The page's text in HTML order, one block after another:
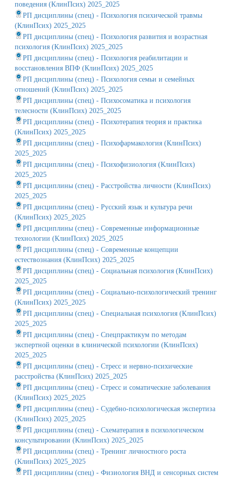
поведения (КлинПсих) 2025_2025
РП дисциплины (спец) - Психология психической травмы
(КлинПсих) 2025_2025
РП дисциплины (спец) - Психология развития и возрастная
психология (КлинПсих) 2025_2025
РП дисциплины (спец) - Психология реабилитации и
восстановления ВПФ (КлинПсих) 2025_2025
РП дисциплины (спец) - Психология семьи и семейных
отношений (КлинПсих) 2025_2025
РП дисциплины (спец) - Психосоматика и психология
телесности (КлинПсих) 2025_2025
РП дисциплины (спец) - Психотерапия теория и практика
(КлинПсих) 2025_2025
РП дисциплины (спец) - Психофармакология (КлинПсих)
2025_2025
РП дисциплины (спец) - Психофизиология (КлинПсих)
2025_2025
РП дисциплины (спец) - Расстройства личности (КлинПсих)
2025_2025
РП дисциплины (спец) - Русский язык и культура речи
(КлинПсих) 2025_2025
РП дисциплины (спец) - Современные информационные
технологии (КлинПсих) 2025_2025
РП дисциплины (спец) - Современные концепции
естествознания (КлинПсих) 2025_2025
РП дисциплины (спец) - Социальная психология (КлинПсих)
2025_2025
РП дисциплины (спец) - Социально-психологический тренинг
(КлинПсих) 2025_2025
РП дисциплины (спец) - Специальная психология (КлинПсих)
2025_2025
РП дисциплины (спец) - Спецпрактикум по методам
экспертной оценки в клинической психологии (КлинПсих)
2025_2025
РП дисциплины (спец) - Стресс и нервно-психические
расстройства (КлинПсих) 2025_2025
РП дисциплины (спец) - Стресс и соматические заболевания
(КлинПсих) 2025_2025
РП дисциплины (спец) - Судебно-психологическая экспертиза
(КлинПсих) 2025_2025
РП дисциплины (спец) - Схематерапия в психологическом
консультировании (КлинПсих) 2025_2025
РП дисциплины (спец) - Тренинг личностного роста
(КлинПсих) 2025_2025
РП дисциплины (спец) - Физиология ВНД и сенсорных систем